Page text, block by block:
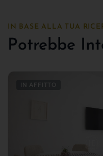
IN BASE ALLA TUA
Potrebbe
IN AFFITTO